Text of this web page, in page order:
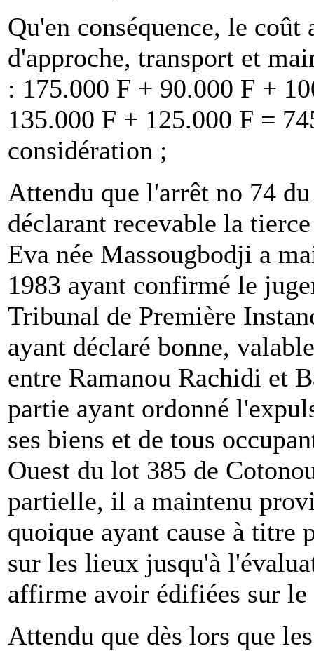
Qu'en conséquence, le
d'approche, transport et
: 175.000 F + 90.000 F +
135.000 F + 125.000 F =
considération ;
Attendu que l'arrêt no 74
déclarant recevable la
Eva née Massougbodji a
1983 ayant confirmé le
Tribunal de Première
ayant déclaré bonne,
entre Ramanou Rachidi et
partie ayant ordonné
ses biens et de tous
Ouest du lot 385 de
partielle, il a maintenu
quoique ayant cause à titre
sur les lieux jusqu'à
affirme avoir édifiées sur
Attendu que dès lors que